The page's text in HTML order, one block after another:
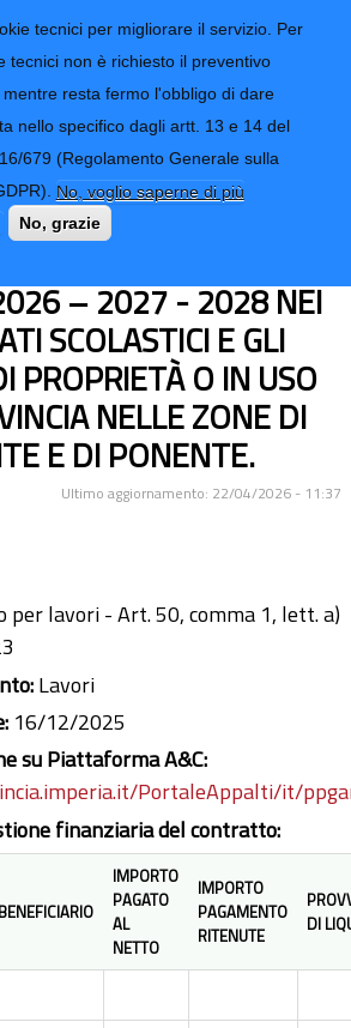
tecnici per migliorare il servizio. Per
tecnici non è richiesto il preventivo
resta fermo l'obbligo di dare
nello specifico dagli artt. 13 e 14 del
679 (Regolamento Generale sulla
No, voglio saperne di più
No, grazie
di
CONTATTI-URP
TRASPARENZA
MANUTENZIONE
E FORNITURA DI
– 2027 - 2028 NEI
SCOLASTICI E GLI
PROPRIETÀ O IN USO
NELLE ZONE DI
E DI PONENTE.
Ultimo aggiornamento: 22/04/2026 - 11:37
lavori - Art. 50, comma 1, lett. a)
Lavori
16/12/2025
su Piattaforma A&C:
PortaleAppalti/it/
finanziaria del contratto:
BENEFICIARIO
IMPORTO
PAGATO
AL
NETTO
IMPORTO
PAGAMENTO
RITENUTE
DI